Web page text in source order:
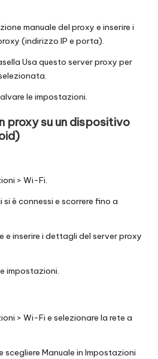
manuale del proxy e inserire i
(indirizzo IP e porta).
Usa questo server proxy per
le impostazioni.
proxy su un dispositivo
> Wi-Fi.
si è connessi e scorrere fino a
e inserire i dettagli del server proxy
impostazioni.
> Wi-Fi e selezionare la rete a
scegliere Manuale in Impostazioni